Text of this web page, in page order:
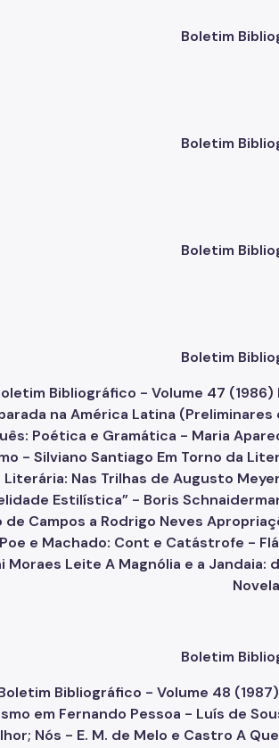
Boletim
Boletim
Boletim
Boletim
Boletim